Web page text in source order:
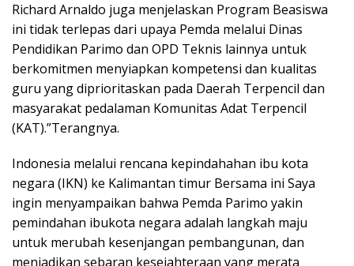
Richard Arnaldo juga menjelaskan Program Beasiswa
ini tidak terlepas dari upaya Pemda melalui Dinas
Pendidikan Parimo dan OPD Teknis lainnya untuk
berkomitmen menyiapkan kompetensi dan kualitas
guru yang diprioritaskan pada Daerah Terpencil dan
masyarakat pedalaman Komunitas Adat Terpencil
(KAT).”Terangnya.
Indonesia melalui rencana kepindahahan ibu kota
negara (IKN) ke Kalimantan timur Bersama ini Saya
ingin menyampaikan bahwa Pemda Parimo yakin
pemindahan ibukota negara adalah langkah maju
untuk merubah kesenjangan pembangunan, dan
menjadikan sebaran kesejahteraan yang merata